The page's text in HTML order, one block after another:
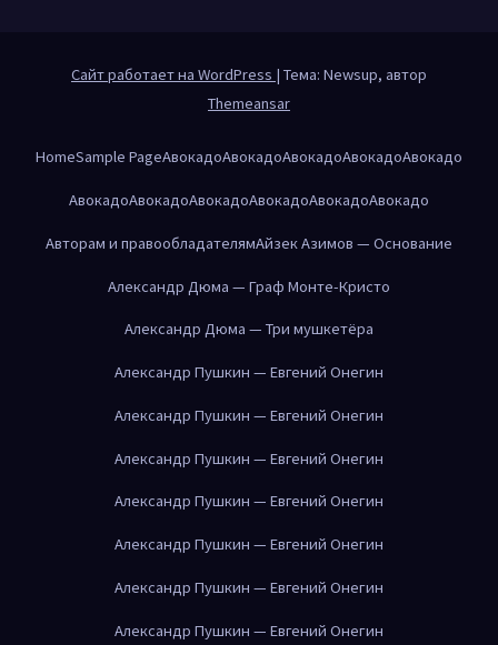
Сайт работает на WordPress | Тема: Newsup, автор
Themeansar
HomeSample PageАвокадоАвокадоАвокадоАвокадоАвокадо
АвокадоАвокадоАвокадоАвокадоАвокадоАвокадо
Авторам и правообладателямАйзек Азимов — Основание
Александр Дюма — Граф Монте-Кристо
Александр Дюма — Три мушкетёра
Александр Пушкин — Евгений Онегин
Александр Пушкин — Евгений Онегин
Александр Пушкин — Евгений Онегин
Александр Пушкин — Евгений Онегин
Александр Пушкин — Евгений Онегин
Александр Пушкин — Евгений Онегин
Александр Пушкин — Евгений Онегин